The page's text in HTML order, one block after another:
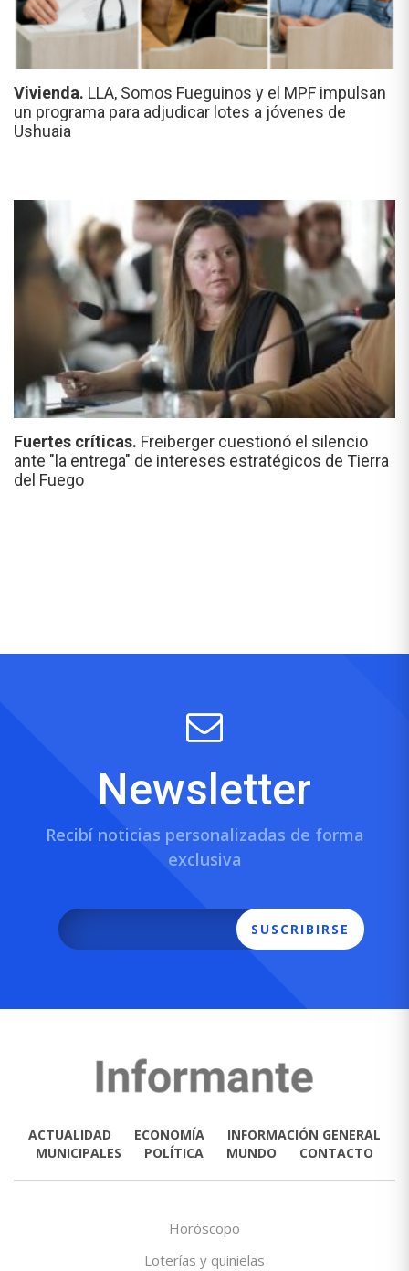
Vivienda. LLA, Somos Fueguinos y el MPF impulsan
un programa para adjudicar lotes a jóvenes de
Ushuaia
Fuertes críticas. Freiberger cuestionó el silencio
ante "la entrega" de intereses estratégicos de Tierra
del Fuego
Newsletter
Recibí noticias personalizadas de forma
exclusiva
SUSCRIBIRSE
ACTUALIDAD ECONOMÍA
INFORMACIÓN GENERAL
MUNICIPALES
POLÍTICA MUNDO CONTACTO
Horóscopo
Loterías y quinielas